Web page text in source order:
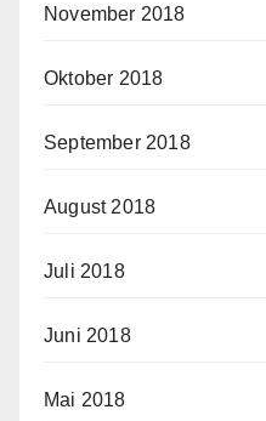
November 2018
Oktober 2018
September 2018
August 2018
Juli 2018
Juni 2018
Mai 2018